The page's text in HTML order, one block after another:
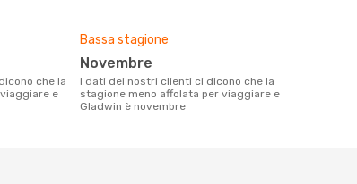
e
Bassa stagione
novembre
I dati dei nostri clienti ci dicono che la
stagione meno affolata per viaggiare e
Gladwin è novembre